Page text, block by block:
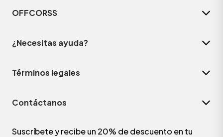
OFFCORSS
¿Necesitas ayuda?
Términos legales
Contáctanos
Suscríbete y recibe un 20% de descuento en tu